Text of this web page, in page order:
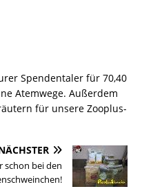
Spendentaler für 70,40
Atemwege. Außerdem
für unsere Zooplus-
schon bei den